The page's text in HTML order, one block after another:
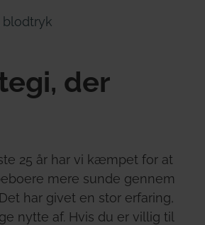
blodtryk
der
25 år har vi kæmpet for at
mere sunde gennem
har givet en stor erfaring,
nytte af. Hvis du er villig til